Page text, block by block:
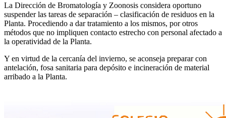
La Dirección de Bromatología y Zoonosis considera oportuno
suspender las tareas de separación – clasificación de residuos en la
Planta. Procediendo a dar tratamiento a los mismos, por otros
métodos que no impliquen contacto estrecho con personal afectado a
la operatividad de la Planta.
Y en virtud de la cercanía del invierno, se aconseja preparar con
antelación, fosa sanitaria para depósito e incineración de material
arribado a la Planta.